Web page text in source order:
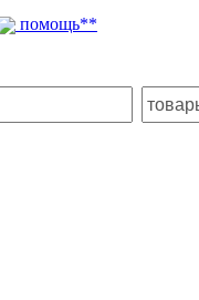
помощь**